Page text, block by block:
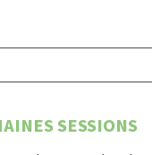
SESSIONS